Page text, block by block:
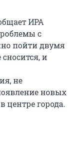
ИРА
с
пойти двумя
и
не
новых
центре города.